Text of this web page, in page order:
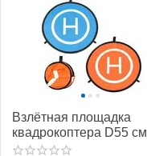
Взлётная площадка
квадрокоптера D55 см
(PGYTECH P-GM-101)